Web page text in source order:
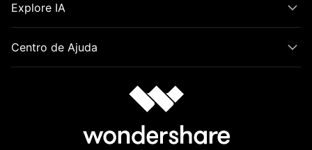
Explore IA
Centro de Ajuda